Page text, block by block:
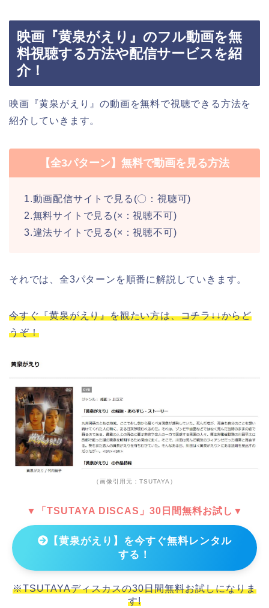
映画『黄泉がえり』のフル動画を無
料視聴する方法や配信サービスを紹
介！
映画『黄泉がえり』の動画を無料で視聴できる方法を
紹介していきます。
【全3パターン】無料で動画を見る方法
1.動画配信サイトで見る(〇：視聴可)
2.無料サイトで見る(×：視聴不可)
3.違法サイトで見る(×：視聴不可)
それでは、全3パターンを順番に解説していきます。
今すぐ『黄泉がえり』を観たい方は、コチラ↓↓からど
うぞ！
（画像引用元：TSUTAYA）
▼「TSUTAYA DISCAS」30日間無料お試し▼
【黄泉がえり】を今すぐ無料レンタル
する！
※TSUTAYAディスカスの30日間無料お試しになりま
す!